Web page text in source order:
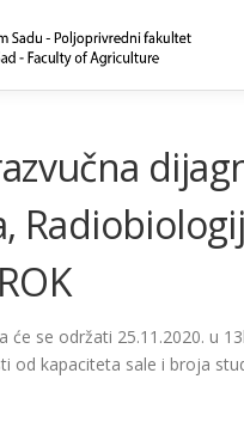
će se održati 25.11.2020. u
od kapaciteta sale i broja